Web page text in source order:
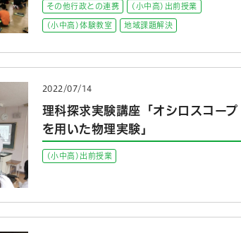
その他行政との連携 (小中高)出前授業
(小中高)体験教室 地域課題解決
2022/07/14
理科探求実験講座「オシロスコープ
を用いた物理実験」
(小中高)出前授業